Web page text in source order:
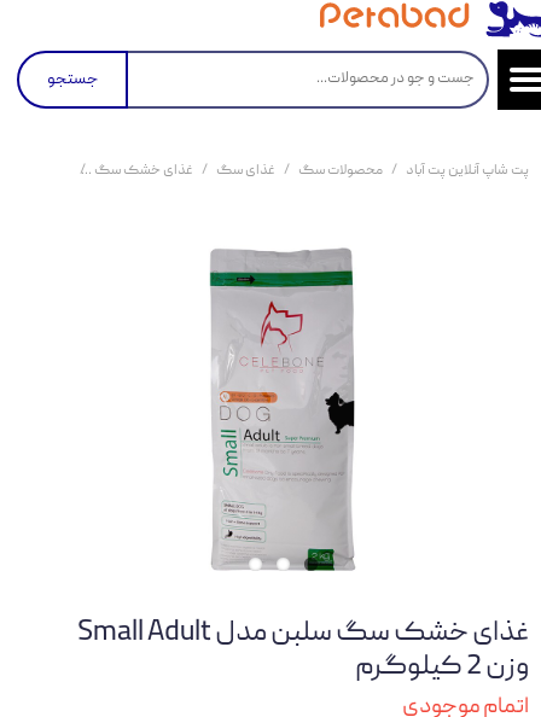
جستجو
پت شاپ آنلاین پت آباد محصولات سگ غذای سگ غذای خشک سگ
غذای خشک سگ سلبن مدل Small Adult
وزن 2 کیلوگرم
اتمام موجودی